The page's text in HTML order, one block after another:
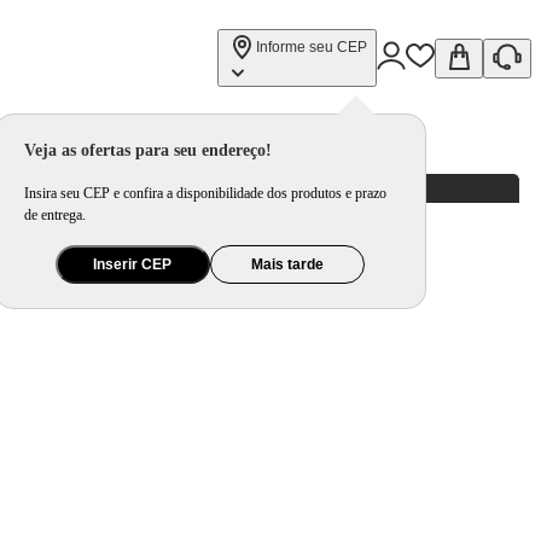
Informe seu CEP
Veja as ofertas para seu endereço!
Insira seu CEP e confira a disponibilidade dos produtos e prazo
de entrega.
Inserir CEP Mais tarde